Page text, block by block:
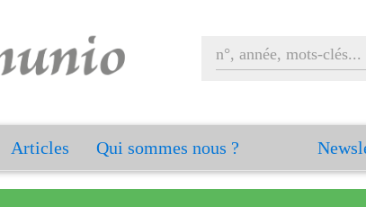
Articles Qui sommes nous ?